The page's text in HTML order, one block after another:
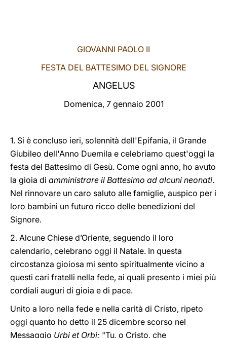
中文
GIOVANNI PAOLO II
FESTA DEL BATTESIMO DEL SIGNORE
ANGELUS
Domenica, 7 gennaio 2001
1. Si è concluso ieri, solennità dell'Epifania, il Grande
Giubileo dell'Anno Duemila e celebriamo quest'oggi la
festa del Battesimo di Gesù. Come ogni anno, ho avuto
la gioia di amministrare il Battesimo ad alcuni neonati.
Nel rinnovare un caro saluto alle famiglie, auspico per i
loro bambini un futuro ricco delle benedizioni del
Signore.
2. Alcune Chiese d’Oriente, seguendo il loro
calendario, celebrano oggi il Natale. In questa
circostanza gioiosa mi sento spiritualmente vicino a
questi cari fratelli nella fede, ai quali presento i miei più
cordiali auguri di gioia e di pace.
Unito a loro nella fede e nella carità di Cristo, ripeto
oggi quanto ho detto il 25 dicembre scorso nel
Messaggio Urbi et Orbi: "Tu, o Cristo, che